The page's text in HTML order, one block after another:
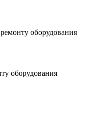
оборудования
оборудования